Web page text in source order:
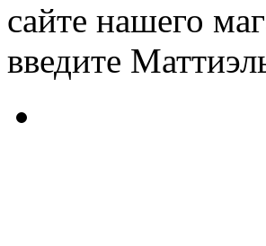
сайте нашего
введите